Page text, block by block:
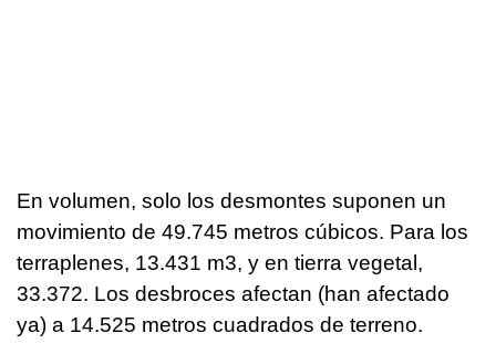
En volumen, solo los desmontes suponen un
movimiento de 49.745 metros cúbicos. Para los
terraplenes, 13.431 m3, y en tierra vegetal,
33.372. Los desbroces afectan (han afectado
ya) a 14.525 metros cuadrados de terreno.